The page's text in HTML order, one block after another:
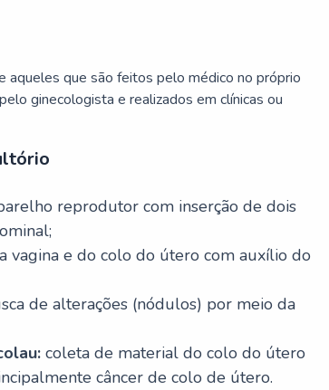
aqueles que são feitos pelo médico no próprio
ginecologista e realizados em clínicas ou
reprodutor com inserção de dois
vagina e do colo do útero com auxílio do
de alterações (nódulos) por meio da
coleta de material do colo do útero
câncer de colo de útero.